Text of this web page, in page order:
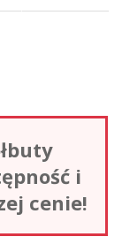
i
cenie!